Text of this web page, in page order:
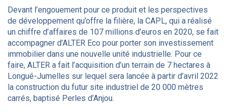
Devant l’engouement pour ce produit et les perspectives
de développement qu’offre la filière, la CAPL, qui a réalisé
un chiffre d’affaires de 107 millions d’euros en 2020, se fait
accompagner d’ALTER Eco pour porter son investissement
immobilier dans une nouvelle unité industrielle. Pour ce
faire, ALTER a fait l’acquisition d’un terrain de 7 hectares à
Longué-Jumelles sur lequel sera lancée à partir d’avril 2022
la construction du futur site industriel de 20 000 mètres
carrés, baptisé Perles d’Anjou.